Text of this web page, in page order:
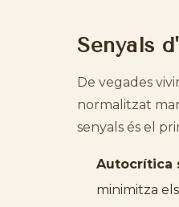
Senyals
De vegades
normalitzat
senyals és el
Autocrítica
minimitza